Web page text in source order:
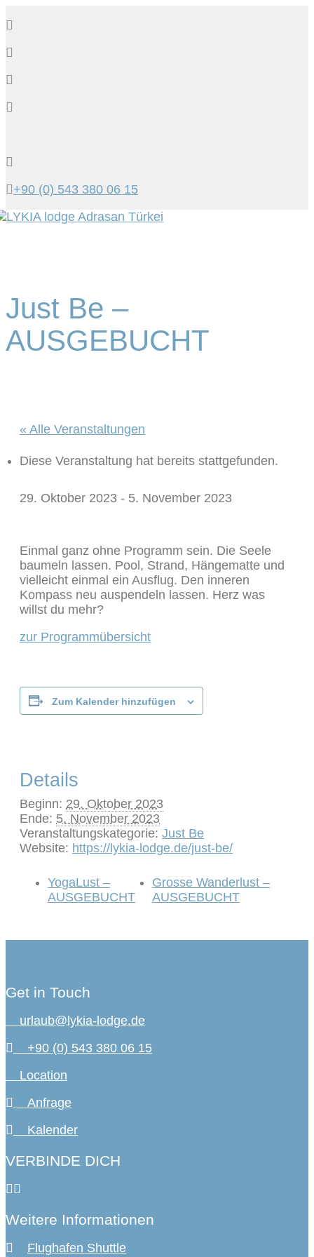
+90 (0) 543 380 06 15
Just Be –
AUSGEBUCHT
« Alle Veranstaltungen
Diese Veranstaltung hat bereits stattgefunden.
29. Oktober 2023 - 5. November 2023
Einmal ganz ohne Programm sein. Die Seele
baumeln lassen. Pool, Strand, Hängematte und
vielleicht einmal ein Ausflug. Den inneren
Kompass neu auspendeln lassen. Herz was
willst du mehr?
zur Programmübersicht
Zum Kalender hinzufügen
Details
Beginn: 29. Oktober 2023
Ende: 5. November 2023
Veranstaltungskategorie: Just Be
Website: https://lykia-lodge.de/just-be/
YogaLust –
AUSGEBUCHT
Grosse Wanderlust –
AUSGEBUCHT
Get in Touch
urlaub@lykia-lodge.de
+90 (0) 543 380 06 15
Location
Anfrage
Kalender
VERBINDE DICH
Weitere Informationen
Flughafen Shuttle